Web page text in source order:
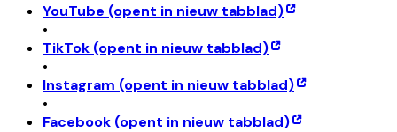
YouTube (opent in nieuw tabblad)
•
TikTok (opent in nieuw tabblad)
•
Instagram (opent in nieuw tabblad)
•
Facebook (opent in nieuw tabblad)